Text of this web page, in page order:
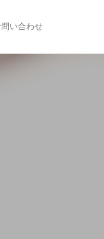
問い合わせ